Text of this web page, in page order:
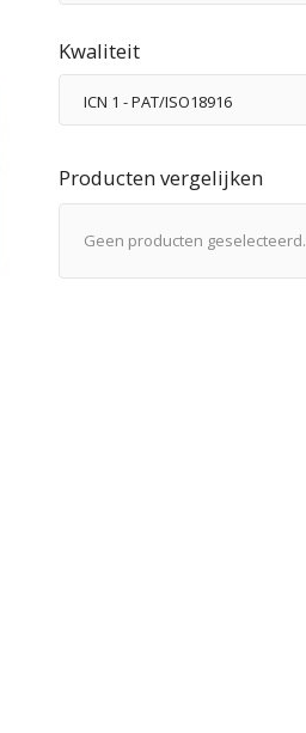
Kwaliteit
ICN 1 - PAT/ISO18916
Producten vergelijken
Geen producten geselecteerd.